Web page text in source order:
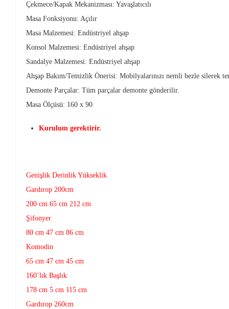
Çekmece/Kapak Mekanizması: Yavaşlatıcılı
Masa Fonksiyonu: Açılır
Masa Malzemesi: Endüstriyel ahşap
Konsol Malzemesi: Endüstriyel ahşap
Sandalye Malzemesi: Endüstriyel ahşap
Ahşap Bakım/Temizlik Önerisi: Mobilyalarınızı nemli bezle silerek
Demonte Parçalar: Tüm parçalar demonte gönderilir.
Masa Ölçüsü: 160 x 90
Kurulum gerektirir.
Genişlik Derinlik Yükseklik
Gardırop 200cm
200 cm 65 cm 212 cm
Şifonyer
80 cm 47 cm 86 cm
Komodin
65 cm 47 cm 45 cm
160’lık Başlık
178 cm 5 cm 115 cm
Gardırop 260cm